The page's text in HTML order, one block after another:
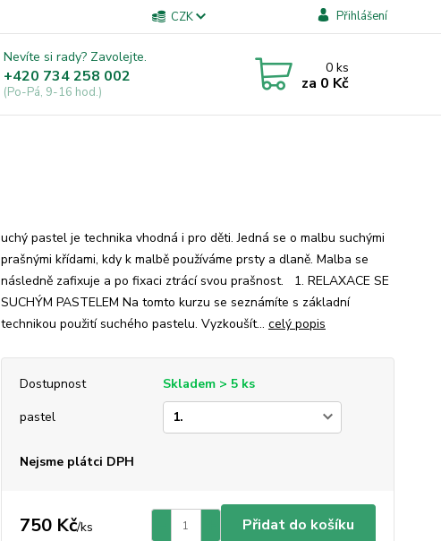
CZK Přihlášení
Nevíte si rady? Zavolejte.
+420 734 258 002
(Po-Pá, 9-16 hod.)
0ks
za 0 Kč
uchý pastel je technika vhodná i pro děti. Jedná se o malbu suchými
prašnými křídami, kdy k malbě používáme prsty a dlaně. Malba se
následně zafixuje a po fixaci ztrácí svou prašnost. 1. RELAXACE SE
SUCHÝM PASTELEM Na tomto kurzu se seznámíte s základní
technikou použití suchého pastelu. Vyzkoušít... celý popis
Dostupnost
Skladem > 5 ks
pastel
Nejsme plátci DPH
750 Kč/ks Přidat do košíku